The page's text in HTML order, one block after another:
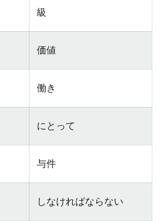
級
価値
働き
にとって
与件
しなければならない